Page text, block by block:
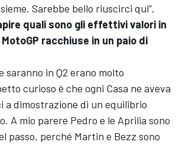
Sarebbe bello riuscirci qui”.
quali sono gli effettivi valori in
racchiuse in un paio di
saranno in Q2 erano molto
curioso è che ogni Casa ne aveva
a dimostrazione di un equilibrio
A mio parere Pedro e le Aprilia sono
passo, perché Martin e Bezz sono